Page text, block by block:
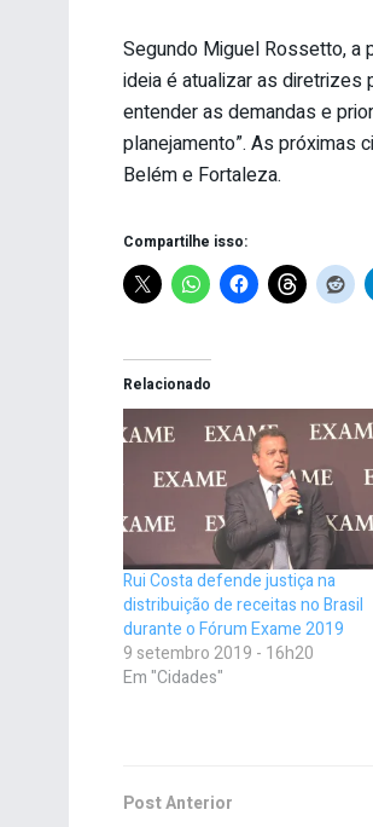
Segundo Miguel Rossetto, a
ideia é atualizar as diretrizes
entender as demandas e
planejamento”. As próximas
Belém e Fortaleza.
Compartilhe isso:
Relacionado
Rui Costa defende justiça na
distribuição de receitas no Brasil
durante o Fórum Exame 2019
9 setembro 2019 - 16h20
Em "Cidades"
Post Anterior